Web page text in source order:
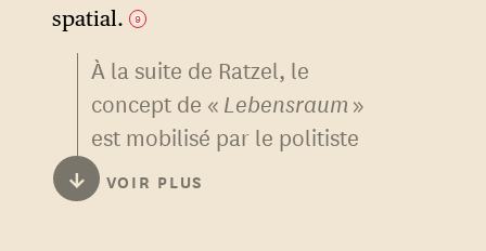
spatial.
9
À la suite de Ratzel, le
concept de « Lebensraum »
est mobilisé par le politiste
suédois Rudolf Kjellén (1864-
1922) selon qui « les États
↓ VOIR PLUS